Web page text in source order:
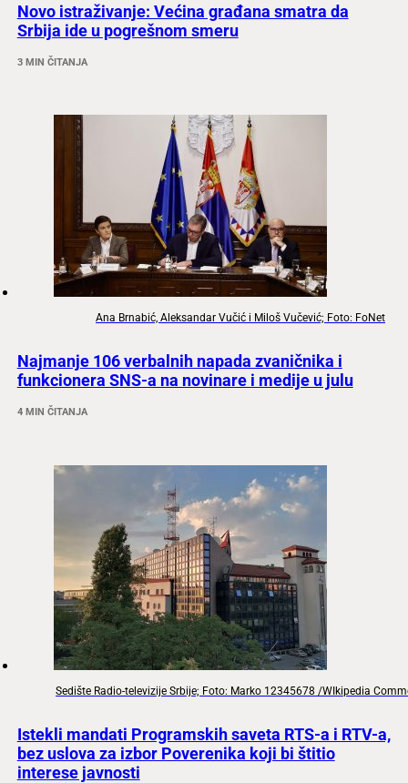
Novo istraživanje: Većina građana smatra da
Srbija ide u pogrešnom smeru
3 MIN ČITANJA
Ana Brnabić, Aleksandar Vučić i Miloš Vučević; Foto: FoNet
Najmanje 106 verbalnih napada zvaničnika i
funkcionera SNS-a na novinare i medije u julu
4 MIN ČITANJA
Sedište Radio-televizije Srbije; Foto: Marko 12345678 /WIkipedia
Istekli mandati Programskih saveta RTS-a i RTV-a,
bez uslova za izbor Poverenika koji bi štitio
interese javnosti